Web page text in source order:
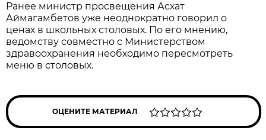
Ранее министр просвещения Асхат
Аймагамбетов уже неоднократно говорил о
ценах в школьных столовых. По его мнению,
ведомству совместно с Министерством
здравоохранения необходимо пересмотреть
меню в столовых.
ОЦЕНИТЕ МАТЕРИАЛ